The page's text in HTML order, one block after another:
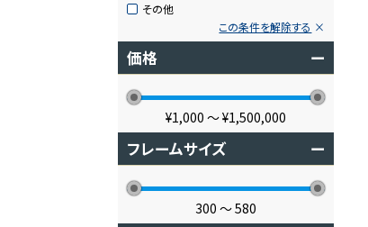
その他
この条件を解除する
価格 ー
¥1,000 〜¥1,500,000
フレームサイズ ー
300 〜580